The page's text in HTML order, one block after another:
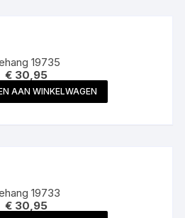
19735
€30,95
AAN WINKELWAGEN
19733
€30,95